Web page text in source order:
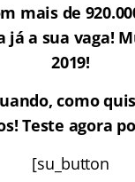
mais de
já a sua vaga!
2019!
como
Teste agora
[su_button